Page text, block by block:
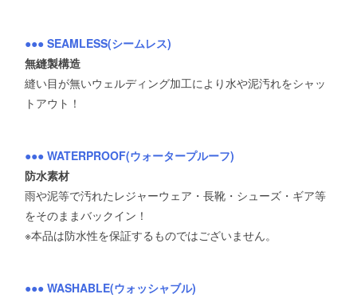
●●● SEAMLESS(シームレス)
無縫製構造
縫い目が無いウェルディング加工により水や泥汚れをシャッ
トアウト！
●●● WATERPROOF(ウォータープルーフ)
防水素材
雨や泥等で汚れたレジャーウェア・長靴・シューズ・ギア等
をそのままバックイン！
※本品は防水性を保証するものではございません。
●●● WASHABLE(ウォッシャブル)